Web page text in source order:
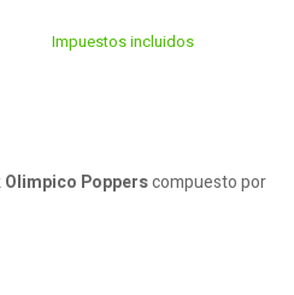
Impuestos incluidos
Olimpico Popperscompuesto por